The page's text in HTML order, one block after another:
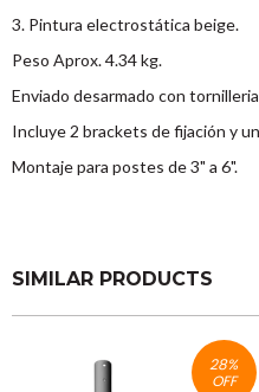
3. Pintura electrostática beige.
Peso Aprox. 4.34 kg.
Enviado desarmado con
Incluye 2 brackets de fijación y
Montaje para postes de 3" a 6".
SIMILAR PRODUCTS
28%
OFF